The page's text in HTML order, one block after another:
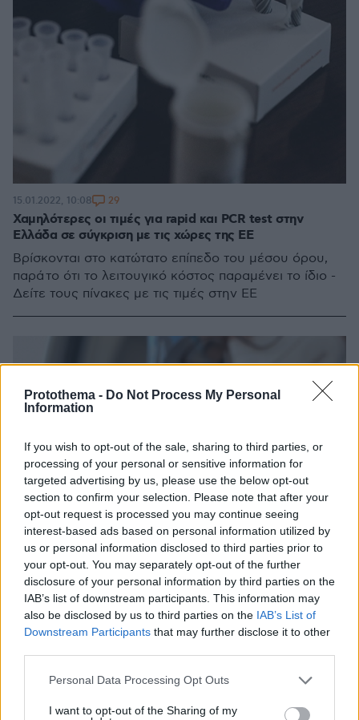
Protothema - Do Not Process My Personal
Information
If you wish to opt-out of the sale, sharing to third parties, or
processing of your personal or sensitive information for
targeted advertising by us, please use the below opt-out
section to confirm your selection. Please note that after your
opt-out request is processed you may continue seeing
interest-based ads based on personal information utilized by
us or personal information disclosed to third parties prior to
your opt-out. You may separately opt-out of the further
disclosure of your personal information by third parties on the
IAB’s list of downstream participants. This information may
also be disclosed by us to third parties on the IAB’s List of
Downstream Participants that may further disclose it to other
Please note that this website/app uses one or more Google
not limited to your visit or usage behaviour. You may click to
Personal Data Processing Opt Outs
I want to opt-out of the Sharing of my
Χαμηλότερες οι τιμές για rapid και PCR test στην
Ελλάδα σε σύγκριση με τις χώρες της ΕΕ
Βρίσκονται στο κατώτατο επίπεδο του μέσου όρου,
παρά το ότι το λειτουγικό κόστος παραμένει το ίδιο -
Δείτε τους πίνακες με τις τιμές στην ΕΕ
15.01.2022, 10:08 29
Πόσο αξιόπιστα είναι τα self και τα rapid test για τον
14.01.2022, 07:16 3